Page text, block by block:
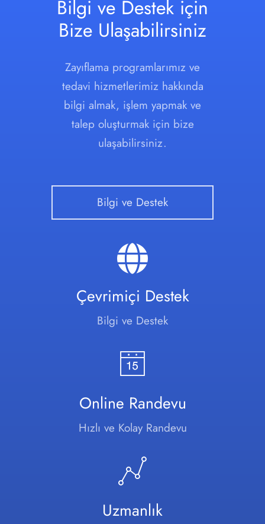
Bilgi ve Destek için
Bize Ulaşabilirsiniz
Zayıflama programlarımız ve
tedavi hizmetlerimiz hakkında
bilgi almak, işlem yapmak ve
talep oluşturmak için bize
ulaşabilirsiniz.
Bilgi ve Destek
Çevrimiçi Destek
Bilgi ve Destek
Online Randevu
Hızlı ve Kolay Randevu
Uzmanlık